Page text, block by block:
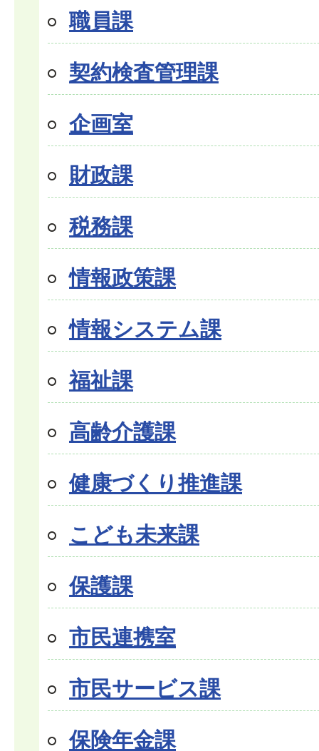
職員課
契約検査管理課
企画室
財政課
税務課
情報政策課
情報システム課
福祉課
高齢介護課
健康づくり推進課
こども未来課
保護課
市民連携室
市民サービス課
保険年金課